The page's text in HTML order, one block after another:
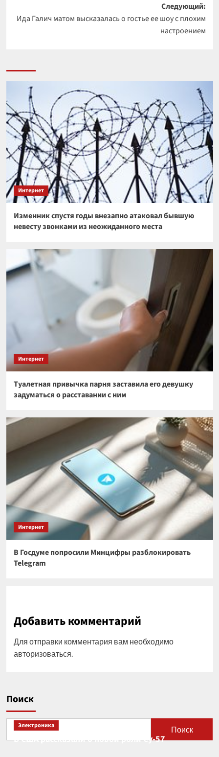
Следующий:
Ида Галич матом высказалась о гостье ее шоу с плохим
настроением
Интернет
Изменник спустя годы внезапно атаковал бывшую
невесту звонками из неожиданного места
Интернет
Туалетная привычка парня заставила его девушку
задуматься о расставании с ним
Интернет
В Госдуме попросили Минцифры разблокировать
Telegram
Добавить комментарий
Для отправки комментария вам необходимо
авторизоваться.
Поиск
Поиск
Электроника
В США рассказали о новой роли Су-57